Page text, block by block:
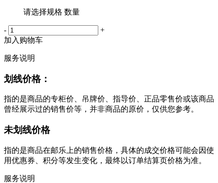
请选择规格 数量
-
+
加入购物车
服务说明
划线价格：
指的是商品的专柜价、吊牌价、指导价、正品零售价或该商品
曾经展示过的销售价等，并非商品的原价，仅供您参考。
未划线价格
指的是商品在邮乐上的销售价格，具体的成交价格可能会因使
用优惠券、积分等发生变化，最终以订单结算页价格为准。
服务说明